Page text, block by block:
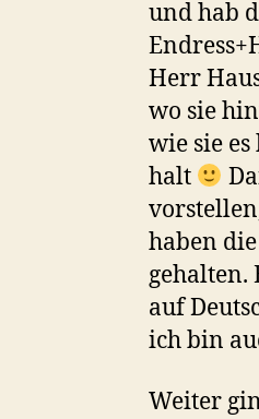
und hab
Herr
wo sie
wie sie
halt
haben
gehalten.
auf
ich bin
Weiter